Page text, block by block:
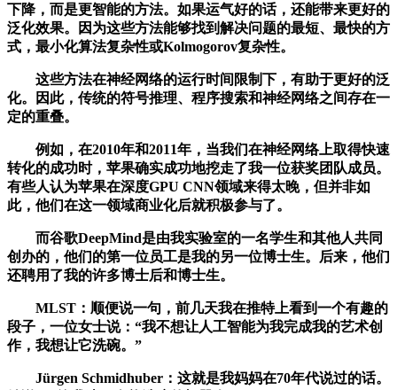
下降，而是更智能的方法。如果运气好的话，还能带来更好的
泛化效果。因为这些方法能够找到解决问题的最短、最快的方
式，最小化算法复杂性或Kolmogorov复杂性。
这些方法在神经网络的运行时间限制下，有助于更好的泛
化。因此，传统的符号推理、程序搜索和神经网络之间存在一
定的重叠。
例如，在2010年和2011年，当我们在神经网络上取得快速
转化的成功时，苹果确实成功地挖走了我一位获奖团队成员。
有些人认为苹果在深度GPU CNN领域来得太晚，但并非如
此，他们在这一领域商业化后就积极参与了。
而谷歌DeepMind是由我实验室的一名学生和其他人共同
创办的，他们的第一位员工是我的另一位博士生。后来，他们
还聘用了我的许多博士后和博士生。
MLST：顺便说一句，前几天我在推特上看到一个有趣的
段子，一位女士说：“我不想让人工智能为我完成我的艺术创
作，我想让它洗碗。”
Jürgen Schmidhuber：这就是我妈妈在70年代说过的话。